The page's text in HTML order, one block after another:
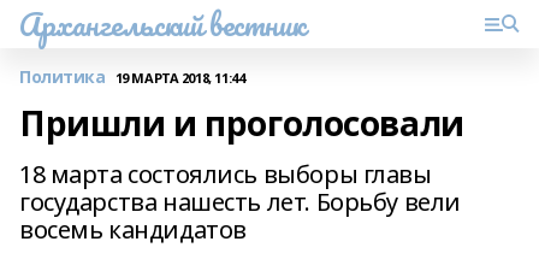
Архангельский вестник
Политика 19 МАРТА 2018, 11:44
Пришли и проголосовали
18 марта состоялись выборы главы
государства нашесть лет. Борьбу вели
восемь кандидатов